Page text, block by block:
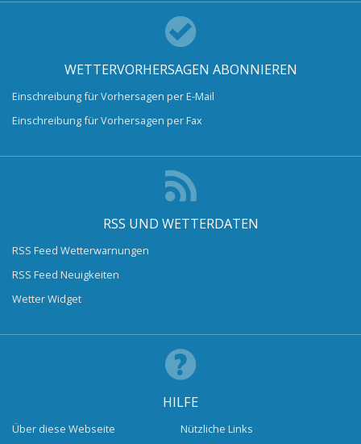
WETTERVORHERSAGEN ABONNIEREN
Einschreibung für Vorhersagen per E-Mail
Einschreibung für Vorhersagen per Fax
RSS UND WETTERDATEN
RSS Feed Wetterwarnungen
RSS Feed Neuigkeiten
Wetter Widget
HILFE
Über diese Webseite Nützliche Links